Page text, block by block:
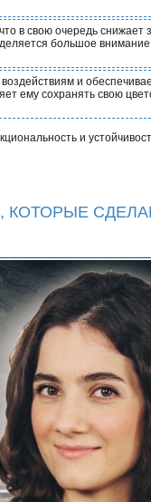
в свою очередь снижает
большое внимание
и
ему сохранять свою
и
КОТОРЫЕ